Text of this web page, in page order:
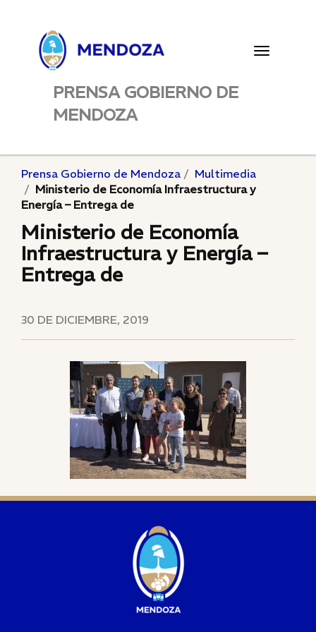
Toggle
PRENSA GOBIERNO DE
MENDOZA
Prensa Gobierno de Mendoza
Multimedia
Ministerio de Economía Infraestructura y
Energía – Entrega de
Ministerio de Economía
Infraestructura y Energía –
Entrega de
30 DE DICIEMBRE, 2019